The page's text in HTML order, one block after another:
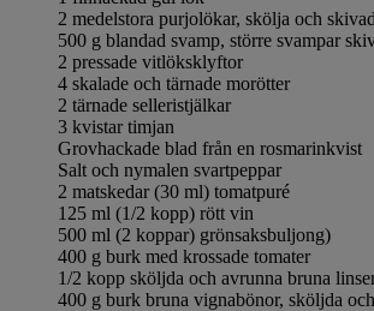
2 medelstora purjolökar, skölja och
500 g blandad svamp, större svampar
2 pressade vitlöksklyftor
4 skalade och tärnade morötter
2 tärnade selleristjälkar
3 kvistar timjan
Grovhackade blad från en rosmarinkvist
Salt och nymalen svartpeppar
2 matskedar (30 ml) tomatpuré
125 ml (1/2 kopp) rött vin
500 ml (2 koppar) grönsaksbuljong)
400 g burk med krossade tomater
1/2 kopp sköljda och avrunna bruna
400 g burk bruna vignabönor, sköljda